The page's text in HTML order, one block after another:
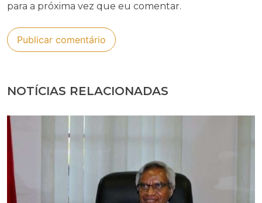
para a próxima vez que eu comentar.
NOTÍCIAS RELACIONADAS